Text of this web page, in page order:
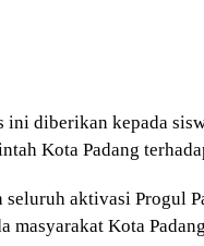
ini diberikan kepada
Kota Padang
aktivasi Progul
masyarakat Kota